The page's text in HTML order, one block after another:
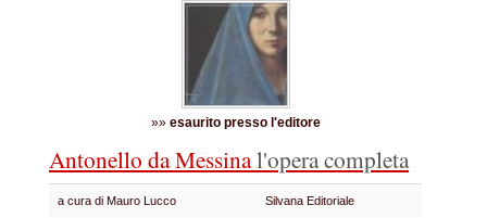
»» esaurito presso l'editore
Antonello da Messinal'opera completa
a cura di Mauro Lucco Silvana Editoriale